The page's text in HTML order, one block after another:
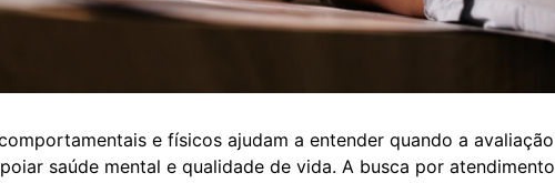
e físicos ajudam a entender quando a avaliação
saúde mental e qualidade de vida. A busca por atendimento